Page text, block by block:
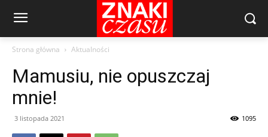
Strona główna Aktualności
Mamusiu, nie opuszczaj
mnie!
3 listopada 2021 1095